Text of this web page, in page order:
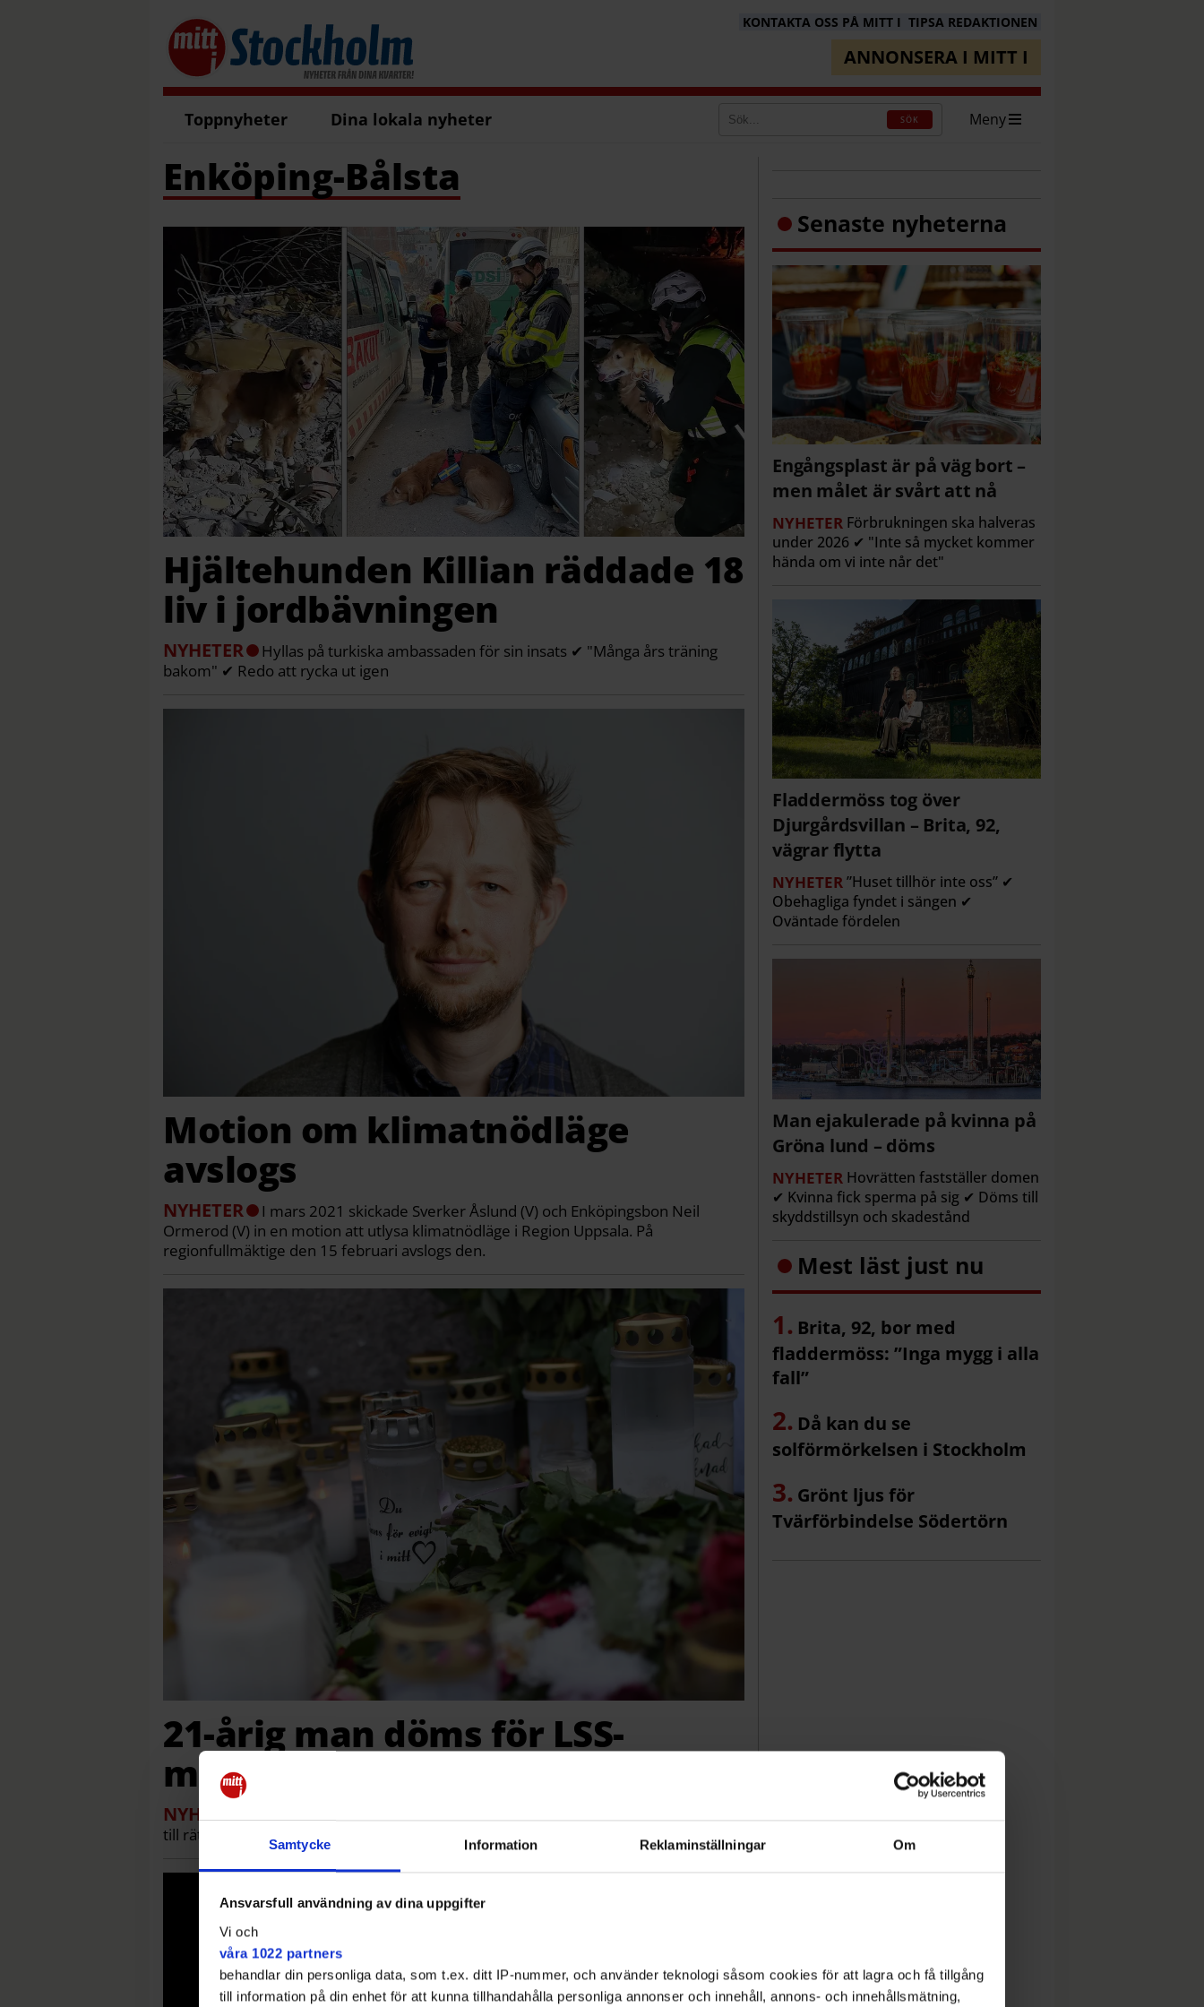
Samtycke Information Reklaminställningar Om
Ansvarsfull användning av dina uppgifter
Vi och
våra 1022 partners
behandlar din personliga data, som t.ex. ditt IP-nummer, och använder teknologi såsom cookies för att lagra och få tillgång
till information på din enhet för att kunna tillhandahålla personliga annonser och innehåll, annons- och innehållsmätning,
KONTAKTA OSS PÅ MITT I TIPSA REDAKTIONEN
ANNONSERA I MITT I
Toppnyheter Dina lokala nyheter SÖK Meny
Enköping-Bålsta
Hjältehunden Killian räddade 18
liv i jordbävningen
NYHETER
Hyllas på turkiska ambassaden för sin insats ✔ "Många års träning
bakom" ✔ Redo att rycka ut igen
Motion om klimatnödläge
avslogs
NYHETER
I mars 2021 skickade Sverker Åslund (V) och Enköpingsbon Neil
Ormerod (V) in en motion att utlysa klimatnödläge i Region Uppsala. På
regionfullmäktige den 15 februari avslogs den.
21-årig man döms för LSS-
mordet
NYHETER
Den man som dödade en kvinna på ett LSS-boende i Enköping döms
till rättspsykiatrisk vård. Enligt åklagaren Elin Blank var domen väntad.
Senaste nyheterna
Engångsplast är på väg bort –
men målet är svårt att nå
NYHETER Förbrukningen ska halveras
under 2026 ✔ "Inte så mycket kommer
hända om vi inte når det"
Fladdermöss tog över
Djurgårdsvillan – Brita, 92,
vägrar flytta
NYHETER”Huset tillhör inte oss” ✔
Obehagliga fyndet i sängen ✔
Oväntade fördelen
Man ejakulerade på kvinna på
Gröna lund – döms
NYHETER Hovrätten fastställer domen
✔ Kvinna fick sperma på sig ✔ Döms till
skyddstillsyn och skadestånd
Mest läst just nu
Brita, 92, bor med
fladdermöss: ”Inga mygg i alla
fall”
Då kan du se
solförmörkelsen i Stockholm
Grönt ljus för
Tvärförbindelse Södertörn